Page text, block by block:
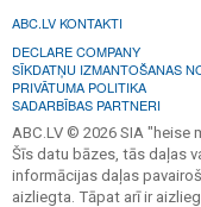
ABC.LV KONTAKTI
DECLARE COMPANY
SĪKDATŅU IZMANTOŠANAS
PRIVĀTUMA POLITIKA
SADARBĪBAS PARTNERI
ABC.LV © 2026 SIA "heise
Šīs datu bāzes, tās daļas
informācijas daļas
aizliegta. Tāpat arī ir